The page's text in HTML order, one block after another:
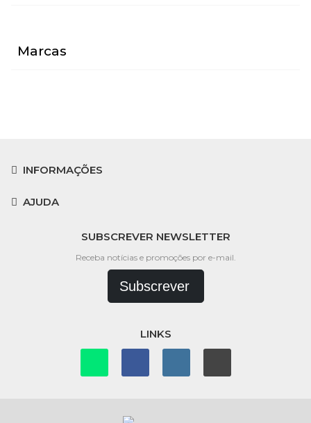
Marcas
INFORMAÇÕES
AJUDA
SUBSCREVER NEWSLETTER
Receba notícias e promoções por e-mail.
Subscrever
LINKS